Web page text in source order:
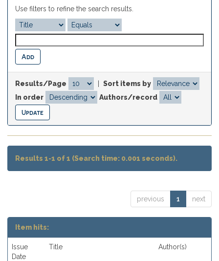
Use filters to refine the search results.
Results/Page
Sort items by
In order
Authors/record
Results 1-1 of 1 (Search time: 0.001 seconds).
previous 1 next
Item hits:
Issue
Date
Title Author(s)